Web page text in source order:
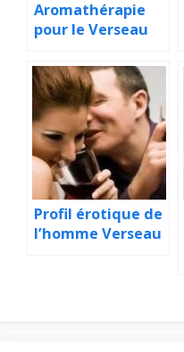
Aromathérapie
pour le Verseau
Profil érotique de
l’homme Verseau